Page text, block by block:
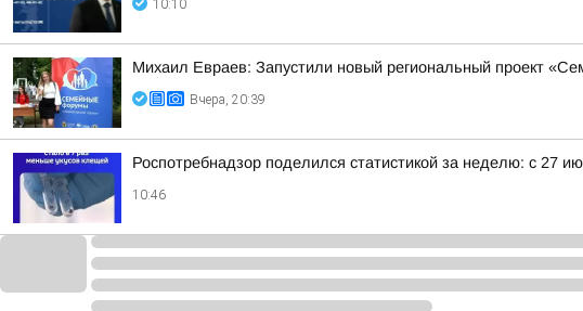
10:10
Михаил Евраев: Запустили новый региональный проект
Вчера, 20:39
Роспотребнадзор поделился статистикой за неделю: с 27
10:46